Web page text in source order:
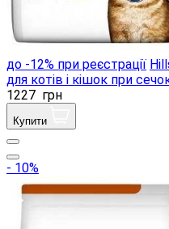
до -12% при реєстрації
для котів і кішок при
1227 грн
Купити
- 10%